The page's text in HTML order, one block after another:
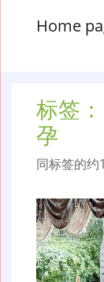
Home
标签：
孕
同标签的约